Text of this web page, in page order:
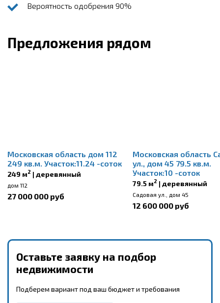
Вероятность одобрения 90%
Предложения рядом
Московская область дом 112
249 кв.м. Участок:11.24 -соток
249 м2 | деревянный
дом 112
27 000 000 руб
Московская область
ул., дом 45 79.5 кв.м.
Участок:10 -соток
79.5 м2 | деревянный
Садовая ул., дом 45
12 600 000 руб
Оставьте заявку на подбор
недвижимости
Подберем вариант под ваш бюджет и требования